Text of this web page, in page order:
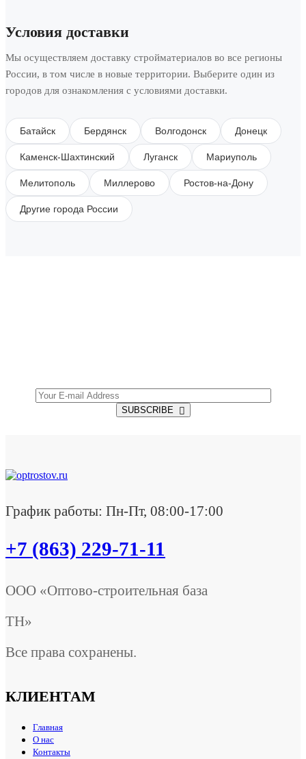
Условия доставки
Мы осуществляем доставку стройматериалов во все регионы
России, в том числе в новые территории. Выберите один из
городов для ознакомления с условиями доставки.
Батайск Бердянск Волгодонск Донецк
Каменск-Шахтинский Луганск Мариуполь
Мелитополь Миллерово Ростов-на-Дону
Другие города России
SUBSCRIBE
График работы: Пн-Пт, 08:00-17:00
+7 (863) 229-71-11
ООО «Оптово-строительная база
ТН»
Все права сохранены.
КЛИЕНТАМ
Главная
О нас
Контакты